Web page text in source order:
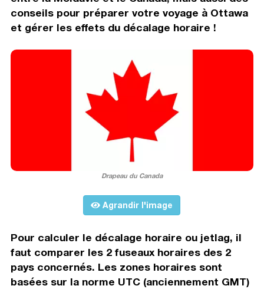
conseils pour préparer votre voyage à Ottawa
et gérer les effets du décalage horaire !
Drapeau du Canada
Agrandir l'image
Pour calculer le décalage horaire ou jetlag, il
faut comparer les 2 fuseaux horaires des 2
pays concernés. Les zones horaires sont
basées sur la norme UTC (anciennement GMT)